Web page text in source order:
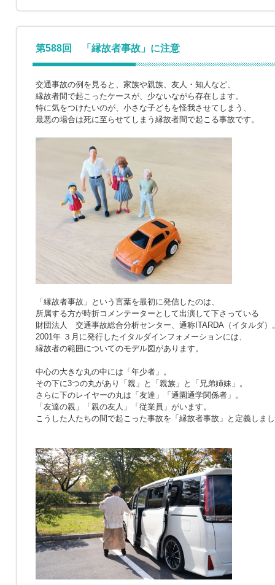
第588回 「縁故者事故」に注意
交通事故の例を見ると、家族や親族、友人・知人など、
縁故者間で起こったケースが、少ないながら存在します。
特に気をつけたいのが、小さな子どもを怪我させてしまう、
最悪の場合は死に至らせてしまう縁故者間で起こる事故です。
「縁故者事故」という言葉を最初に発信したのは、
所属する方が時折コメンテーターとして出演して下さっている
財団法人 交通事故総合分析センター、通称ITARDA（イタルダ）
2001年 ３月に発行したイタルダインフォメーションには、
縁故者の範囲についてのモデル図があります。
中心の大きな丸の中には「年少者」。
その下に3つの丸があり「親」と「親族」と「兄弟姉妹」。
さらに下のレイヤーの丸は「友達」「通園通学関係者」。
「友達の親」「親の友人」「従業員」がいます。
こうした人たちの間で起こった事故を「縁故者事故」と定義しま